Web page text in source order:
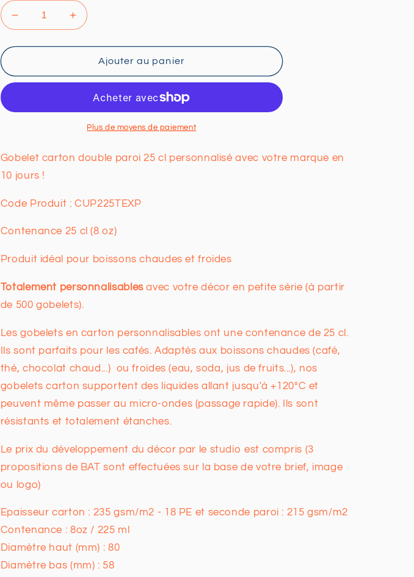
Réduire
la
quantité
Gobelets
Double
cl
/
8
(Livraison
10
!)
Augmenter
la
quantité
Gobelets
personnalisés
Double
Paroi
cl
(Livraison
10
!)
Ajouter au panier
Plus de moyens de paiement
Gobelet carton double paroi 25 cl personnalisé avec votre marque en
10 jours !
Code Produit : CUP225TEXP
Contenance 25 cl (8 oz)
Produit idéal pour boissons chaudes et froides
Totalement personnalisablesavec votre décor en petite série (à partir
de 500 gobelets).
Les gobelets en carton personnalisables ont une contenance de 25 cl.
Ils sont parfaits pour les cafés. Adaptés aux boissons chaudes (café,
thé, chocolat chaud...) ou froides (eau, soda, jus de fruits...), nos
gobelets carton supportent des liquides allant jusqu'à +120°C et
peuvent même passer au micro-ondes (passage rapide). Ils sont
résistants et totalement étanches.
Le prix du développement du décor par le studio est compris (3
propositions de BAT sont effectuées sur la base de votre brief, image
ou logo)
Epaisseur carton : 235 gsm/m2 - 18 PE et seconde paroi : 215 gsm/m2
Contenance : 8oz / 225 ml
Diamètre haut (mm) : 80
Diamètre bas (mm) : 58